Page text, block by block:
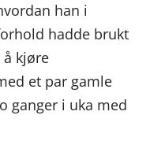
han i
hadde brukt
kjøre
et par gamle
ganger i uka med